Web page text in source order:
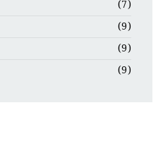
(7)
(9)
(9)
(9)